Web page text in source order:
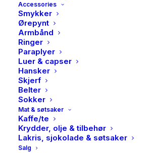
Accessories
Smykker
Ørepynt
Armbånd
Ringer
Paraplyer
Luer & capser
Hansker
Skjerf
Belter
Sokker
Mat & søtsaker
Kaffe/te
Krydder, olje & tilbehør
Lakris, sjokolade & søtsaker
Salg
O My Bag, Jade
strap, Black
549,00
Vi går for dristig blått!
Vår jadefargede webbingstropp er det